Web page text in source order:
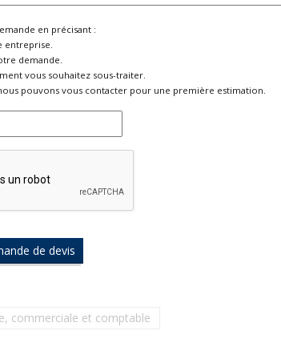
en précisant :
entreprise.
demande.
vous souhaitez sous-traiter.
pouvons vous contacter pour une première estimation.
commerciale et comptable